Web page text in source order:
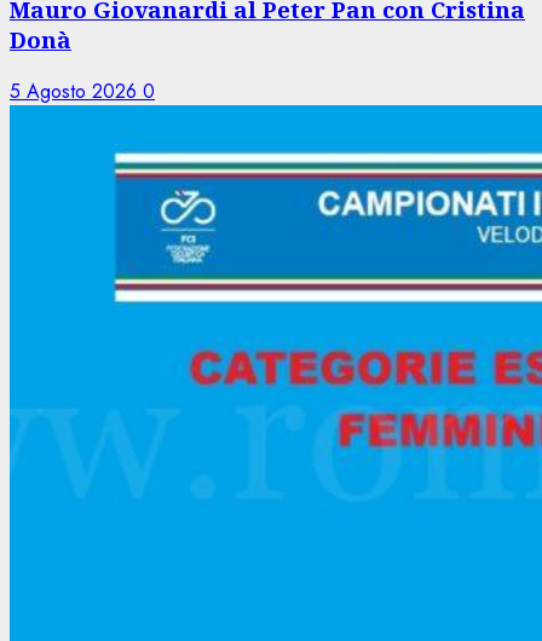
Mauro Giovanardi al Peter Pan con Cristina
Donà
5 Agosto 2026 0